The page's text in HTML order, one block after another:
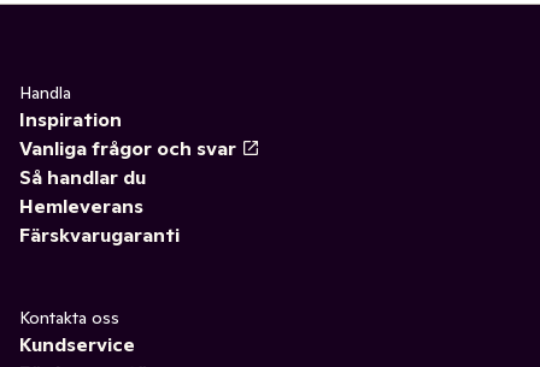
Handla
Inspiration
Vanliga frågor och svar
Så handlar du
Hemleverans
Färskvarugaranti
Kontakta oss
Kundservice